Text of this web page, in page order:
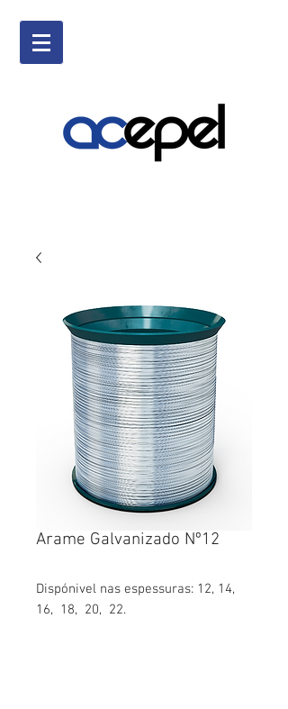
Arame Galvanizado Nº12
Dispónivel nas espessuras: 12, 14,
16, 18, 20, 22.